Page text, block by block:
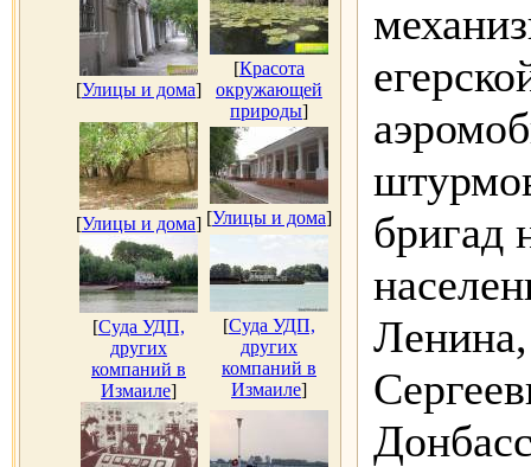
[Улицы и дома]
[Красота
окружающей
природы]
[Улицы и дома] [Улицы и дома]
[Суда УДП,
других
компаний в
Измаиле]
[Суда УДП,
других
компаний в
Измаиле]
бригад